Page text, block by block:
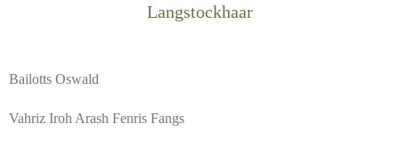
Langstockhaar
Bailotts Oswald
Vahriz Iroh Arash Fenris Fangs